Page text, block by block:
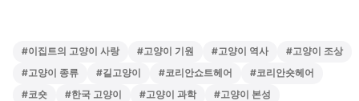
#이집트의 고양이 사랑 #고양이 기원 #고양이 역사 #고양이 조상
#고양이 종류 #길고양이 #코리안쇼트헤어 #코리안숏헤어
#코숏 #한국 고양이 #고양이 과학 #고양이 본성